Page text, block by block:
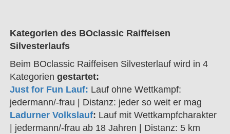
Kategorien des BOclassic Raiffeisen
Silvesterlaufs
Beim BOclassic Raiffeisen Silvesterlauf wird in 4
Kategoriengestartet:
Just for Fun Lauf: Lauf ohne Wettkampf:
jedermann/-frau | Distanz: jeder so weit er mag
Ladurner Volkslauf: Lauf mit Wettkampfcharakter
| jedermann/-frau ab 18 Jahren | Distanz: 5 km